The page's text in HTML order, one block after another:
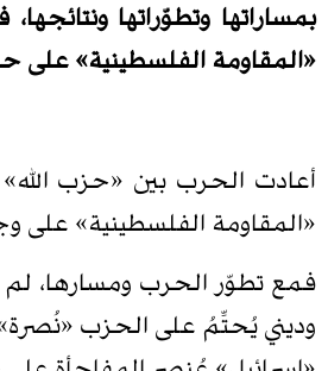
بمساراتها وتطوّراتها
«المقاومة الفلسطينية» على
أعادت الحرب بين «حزب
«المقاومة الفلسطينية»
وديني يُحتِّمُ على الحزب «نُصرة»